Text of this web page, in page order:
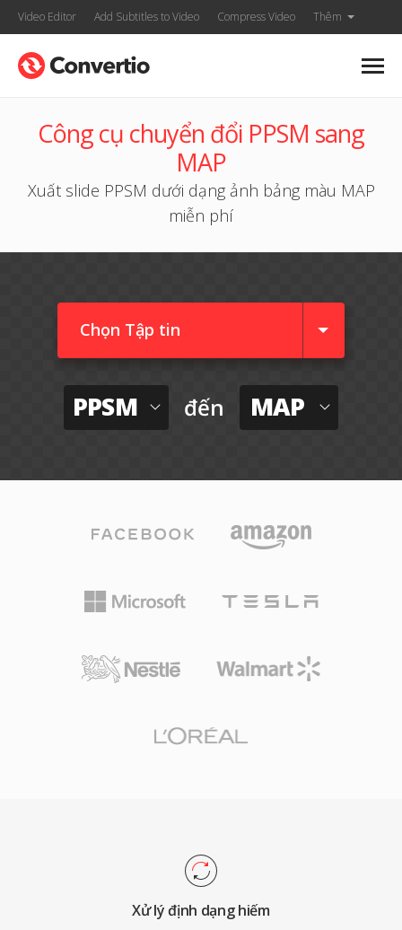
Video Editor Add Subtitles to Video Compress Video Thêm
Công cụ chuyển đổi PPSM sang
MAP
Xuất slide PPSM dưới dạng ảnh bảng màu MAP
miễn phí
Chọn Tập tin
PPSM đến MAP
Xử lý định dạng hiếm